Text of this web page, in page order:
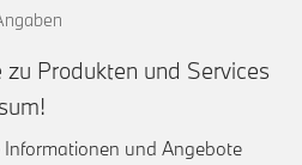
Produkten und Services
und Angebote